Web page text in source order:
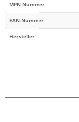
MPN-Nummer
EAN-Nummer
Hersteller